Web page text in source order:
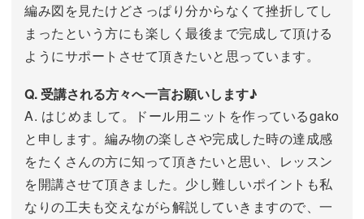
編み図を見たけどさっぱり分からなくて挫折してし
まったという方にも楽しく最後まで完成して頂ける
ようにサポートさせて頂きたいと思っています。
Q. 受講される方々へ一言お願いします♪
A. はじめまして。ドール用ニットを作っているgako
と申します。編み物の楽しさや完成した時の達成感
をたくさんの方に知って頂きたいと思い、レッスン
を開講させて頂きました。少し難しいポイントも私
なりの工夫も交えながら解説していきますので、一